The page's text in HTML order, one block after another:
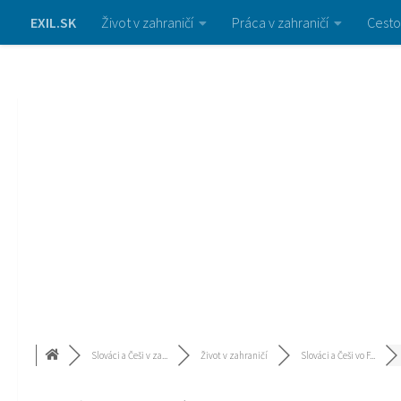
EXIL.SK Život v zahraničí Práca v zahraničí
Slováci a Češi v za... Život v zahraničí Slováci a Češi vo F...